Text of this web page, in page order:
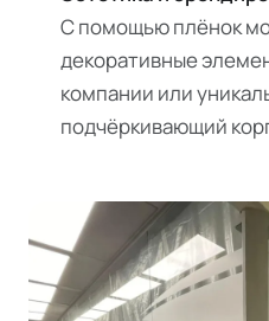
С помощью плёнок
декоративные
компании или
подчёркивающий